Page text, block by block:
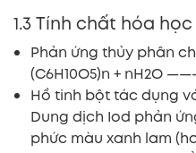
1.3 Tính chất hóa học
Phản ứng thủy phân
(C6H10O5)n + nH2O
Hồ tinh bột tác dụng
Dung dịch Iod phản
phức màu xanh lam